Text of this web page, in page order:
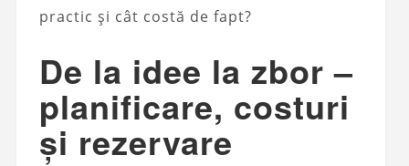
practic și cât costă de fapt?
De la idee la zbor –
planificare, costuri
și rezervare